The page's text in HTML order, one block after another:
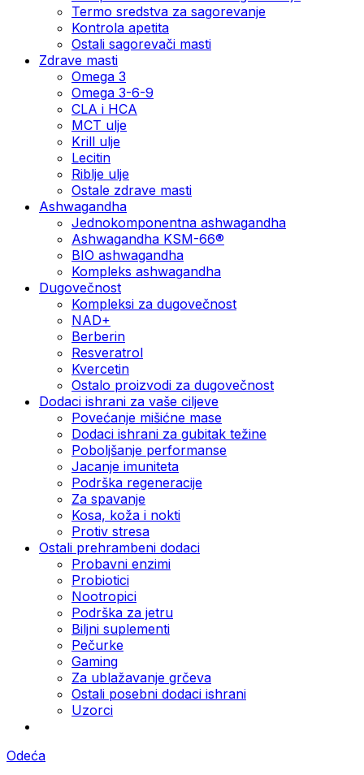
Termo sredstva za sagorevanje
Kontrola apetita
Ostali sagorevači masti
Zdrave masti
Omega 3
Omega 3-6-9
CLA i HCA
MCT ulje
Krill ulje
Lecitin
Riblje ulje
Ostale zdrave masti
Ashwagandha
Jednokomponentna ashwagandha
Ashwagandha KSM-66®
BIO ashwagandha
Kompleks ashwagandha
Dugovečnost
Kompleksi za dugovečnost
NAD+
Berberin
Resveratrol
Kvercetin
Ostalo proizvodi za dugovečnost
Dodaci ishrani za vaše ciljeve
Povećanje mišićne mase
Dodaci ishrani za gubitak težine
Poboljšanje performanse
Jacanje imuniteta
Podrška regeneracije
Za spavanje
Kosa, koža i nokti
Protiv stresa
Ostali prehrambeni dodaci
Probavni enzimi
Probiotici
Nootropici
Podrška za jetru
Biljni suplementi
Pečurke
Gaming
Za ublažavanje grčeva
Ostali posebni dodaci ishrani
Uzorci
Odeća